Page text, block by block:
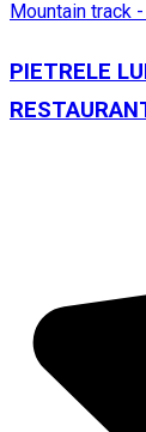
Mountain track
PIETRELE